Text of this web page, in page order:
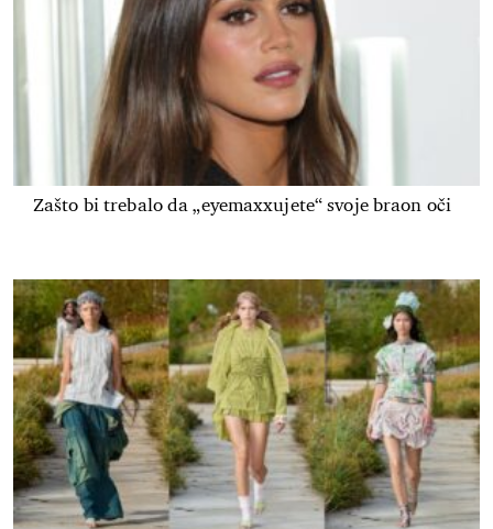
Zašto bi trebalo da „eyemaxxujete“ svoje braon oči